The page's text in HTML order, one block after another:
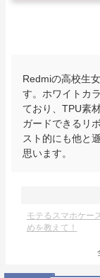
Redmiの高校生
す。ホワイトカ
ており、TPU素
ガードできるリ
スト的にも他と
思います。
モテるスマホケー
めを教えて！